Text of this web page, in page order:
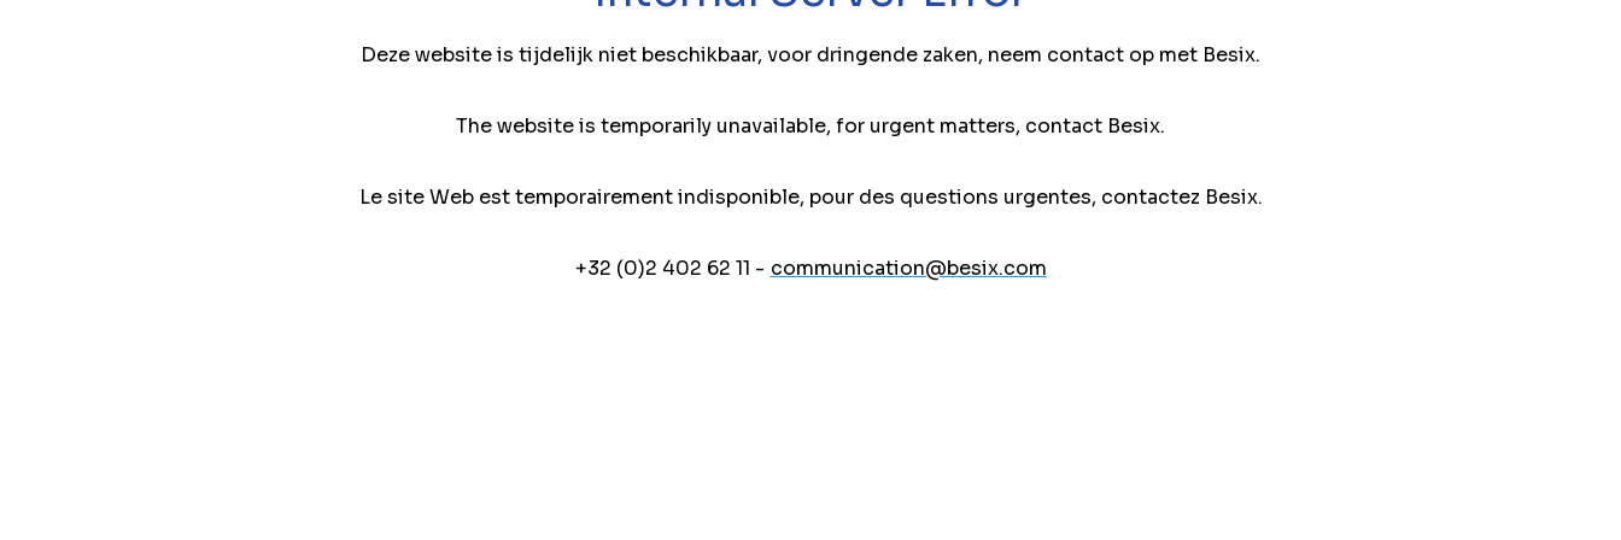
Deze website is tijdelijk niet beschikbaar, voor dringende zaken, neem contact op met Besix.
The website is temporarily unavailable, for urgent matters, contact Besix.
Le site Web est temporairement indisponible, pour des questions urgentes, contactez Besix.
+32 (0)2 402 62 11 - communication@besix.com